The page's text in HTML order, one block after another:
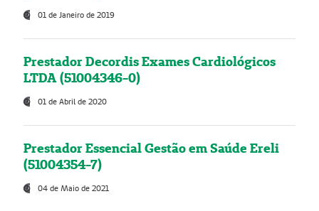
01 de Janeiro de 2019
Prestador Decordis Exames Cardiológicos
LTDA (51004346-0)
01 de Abril de 2020
Prestador Essencial Gestão em Saúde Ereli
(51004354-7)
04 de Maio de 2021